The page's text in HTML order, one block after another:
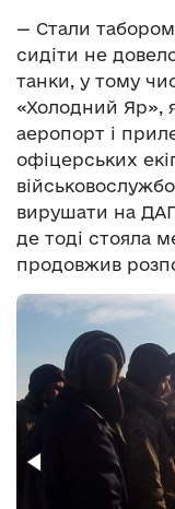
— Стали
сидіти не
танки, у тому
«Холодний Яр»,
аеропорт і
офіцерських
вирушати на
де тоді стояла
продовжив